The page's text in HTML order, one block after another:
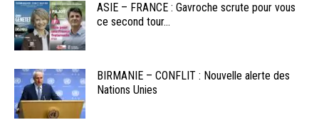
ASIE – FRANCE : Gavroche scrute pour vous
ce second tour...
BIRMANIE – CONFLIT : Nouvelle alerte des
Nations Unies